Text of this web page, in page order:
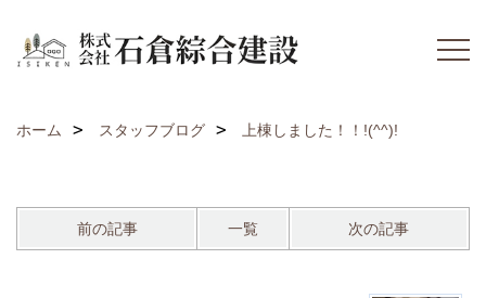
ホーム スタッフブログ 上棟しました！！!(^^)!
前の記事 一覧 次の記事